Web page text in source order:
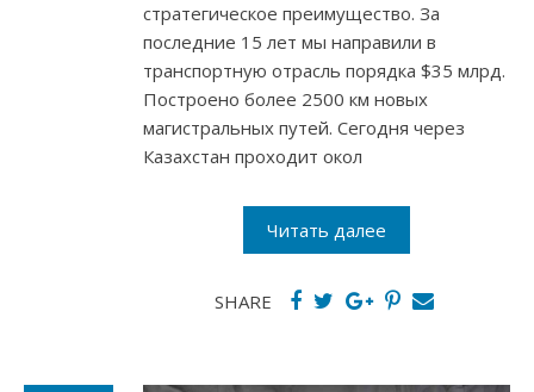
стратегическое преимущество. За
последние 15 лет мы направили в
транспортную отрасль порядка $35 млрд.
Построено более 2500 км новых
магистральных путей. Сегодня через
Казахстан проходит окол
Читать далее
SHARE